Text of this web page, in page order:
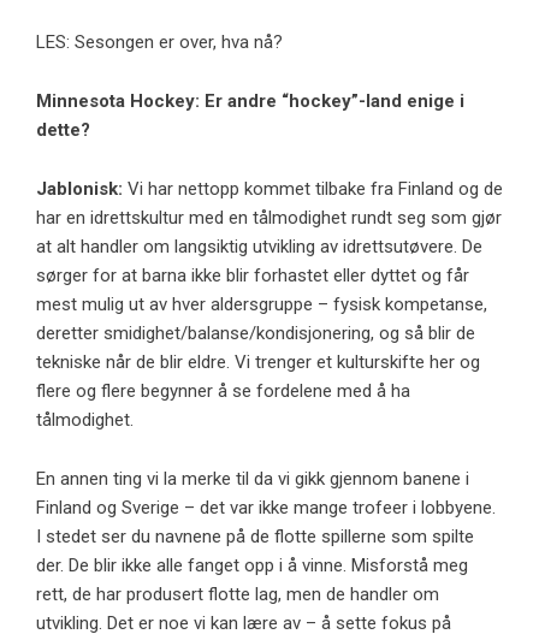
LES: Sesongen er over, hva nå?
Minnesota Hockey: Er andre “hockey”-land enige i
dette?
Jablonisk: Vi har nettopp kommet tilbake fra Finland og de
har en idrettskultur med en tålmodighet rundt seg som gjør
at alt handler om langsiktig utvikling av idrettsutøvere. De
sørger for at barna ikke blir forhastet eller dyttet og får
mest mulig ut av hver aldersgruppe – fysisk kompetanse,
deretter smidighet/balanse/kondisjonering, og så blir de
tekniske når de blir eldre. Vi trenger et kulturskifte her og
flere og flere begynner å se fordelene med å ha
tålmodighet.
En annen ting vi la merke til da vi gikk gjennom banene i
Finland og Sverige – det var ikke mange trofeer i lobbyene.
I stedet ser du navnene på de flotte spillerne som spilte
der. De blir ikke alle fanget opp i å vinne. Misforstå meg
rett, de har produsert flotte lag, men de handler om
utvikling. Det er noe vi kan lære av – å sette fokus på